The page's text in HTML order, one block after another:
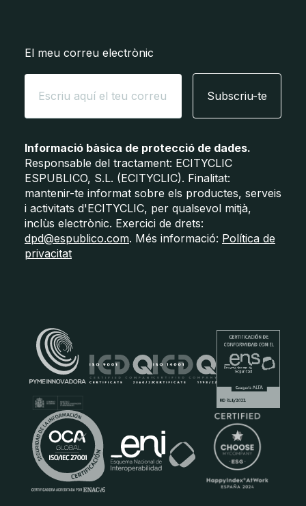
El meu correu electrònic
Subscriu-te
Informació bàsica de protecció de dades.
Responsable del tractament: ECITYCLIC
ESPUBLICO, S.L. (ECITYCLIC). Finalitat:
mantenir-te informat sobre els productes, serveis
i activitats d'ECITYCLIC, per qualsevol mitjà,
inclùs electrònic. Exercici de drets:
dpd@espublico.com. Més informació: Política de
privacitat
Certificats